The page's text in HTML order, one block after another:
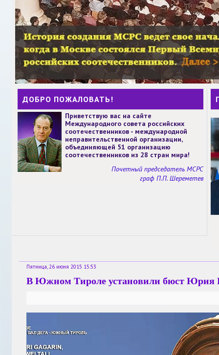
ДОБРО ПОЖАЛОВАТЬ!
Приветствую вас на сайте
Международного совета российских
соотечественников - международной
неправительственной организации,
объединяющей 51 организацию
соотечественников из 28 стран мира!
Почетный председатель МСРС
граф П.П. Шереметев
Пятница, 26 июня 2015 15:53
В Южном Тироле установили бюст Юрия